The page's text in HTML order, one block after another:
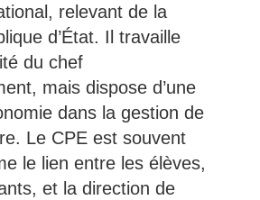
relevant de la
d’État. Il travaille
du chef
mais dispose d’une
dans la gestion de
Le CPE est souvent
le lien entre les élèves,
et la direction de